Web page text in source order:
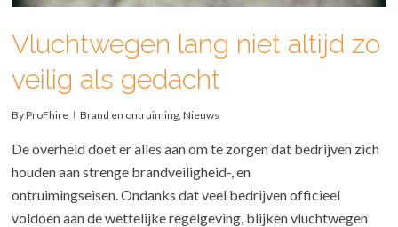
Vluchtwegen lang niet altijd zo
veilig als gedacht
ByProFhire Brand en ontruiming ,Nieuws
De overheid doet er alles aan om te zorgen dat bedrijven zich
houden aan strenge brandveiligheid-, en
ontruimingseisen. Ondanks dat veel bedrijven officieel
voldoen aan de wettelijke regelgeving, blijken vluchtwegen